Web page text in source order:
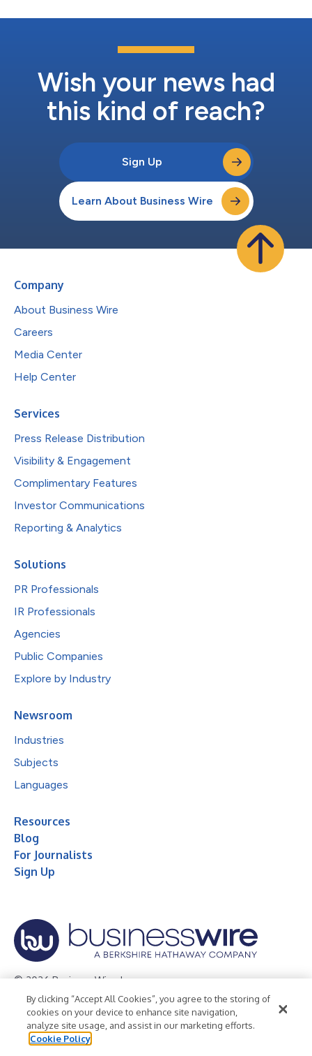
Cowellnex的“MicroBio Me”*2服务，在约三年时间内积累所得。这
市场。 *1 Kirin于2026年1月确认。鸟枪法宏基因组分析是一种检测
方法，能够全面测定肠道细菌，...
Wish your news had
this kind of reach?
Sign Up
Learn About Business Wire
Company
About Business Wire
Careers
Media Center
Help Center
Services
Press Release Distribution
Visibility & Engagement
Complimentary Features
Investor Communications
Reporting & Analytics
Solutions
PR Professionals
IR Professionals
Agencies
Public Companies
Explore by Industry
Newsroom
Industries
Subjects
Languages
Resources
Blog
For Journalists
Sign Up
© 2026 Business Wire, Inc.
Privacy Policy Cookie Policy
Accessibility Statement
Terms of Use
Legal
By clicking “Accept All Cookies”, you agree to the storing of
cookies on your device to enhance site navigation,
analyze site usage, and assist in our marketing efforts.
Cookie Policy